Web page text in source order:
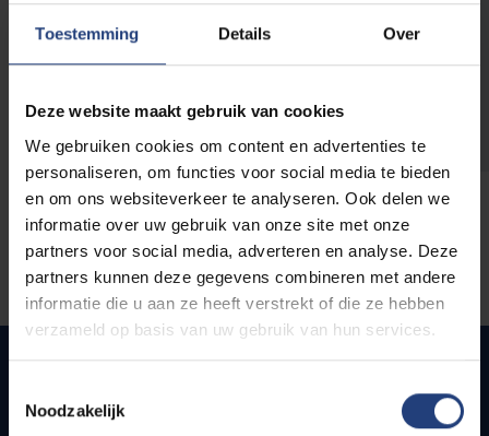
Toestemming Details Over
Deze website maakt gebruik van cookies
We gebruiken cookies om content en advertenties te
personaliseren, om functies voor social media te bieden
en om ons websiteverkeer te analyseren. Ook delen we
informatie over uw gebruik van onze site met onze
partners voor social media, adverteren en analyse. Deze
partners kunnen deze gegevens combineren met andere
informatie die u aan ze heeft verstrekt of die ze hebben
verzameld op basis van uw gebruik van hun services.
Noodzakelijk
Snel naar